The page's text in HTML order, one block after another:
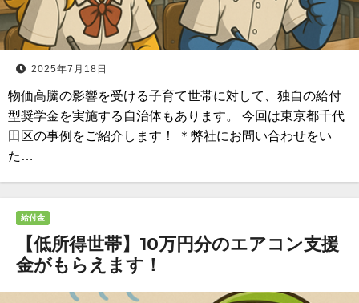
2025年7月18日
物価高騰の影響を受ける子育て世帯に対して、独自の給付
型奨学金を実施する自治体もあります。 今回は東京都千代
田区の事例をご紹介します！ ＊弊社にお問い合わせをい
た…
給付金
【低所得世帯】10万円分のエアコン支援
金がもらえます！